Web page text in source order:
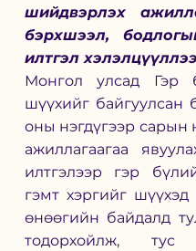
шийдвэрлэх
бэрхшээл,
илтгэл
Монгол улсад Гэр
шүүхийг байгуулсан
оны нэгдүгээр сарын
ажиллагаагаа
илтгэлээр гэр
гэмт хэргийг
өнөөгийн байдалд
тодорхойлж, тус